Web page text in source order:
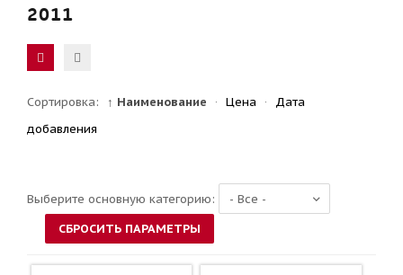
2011
Сортировка: ↑ Наименование · Цена ·
Дата
добавления
Выберите основную категорию: